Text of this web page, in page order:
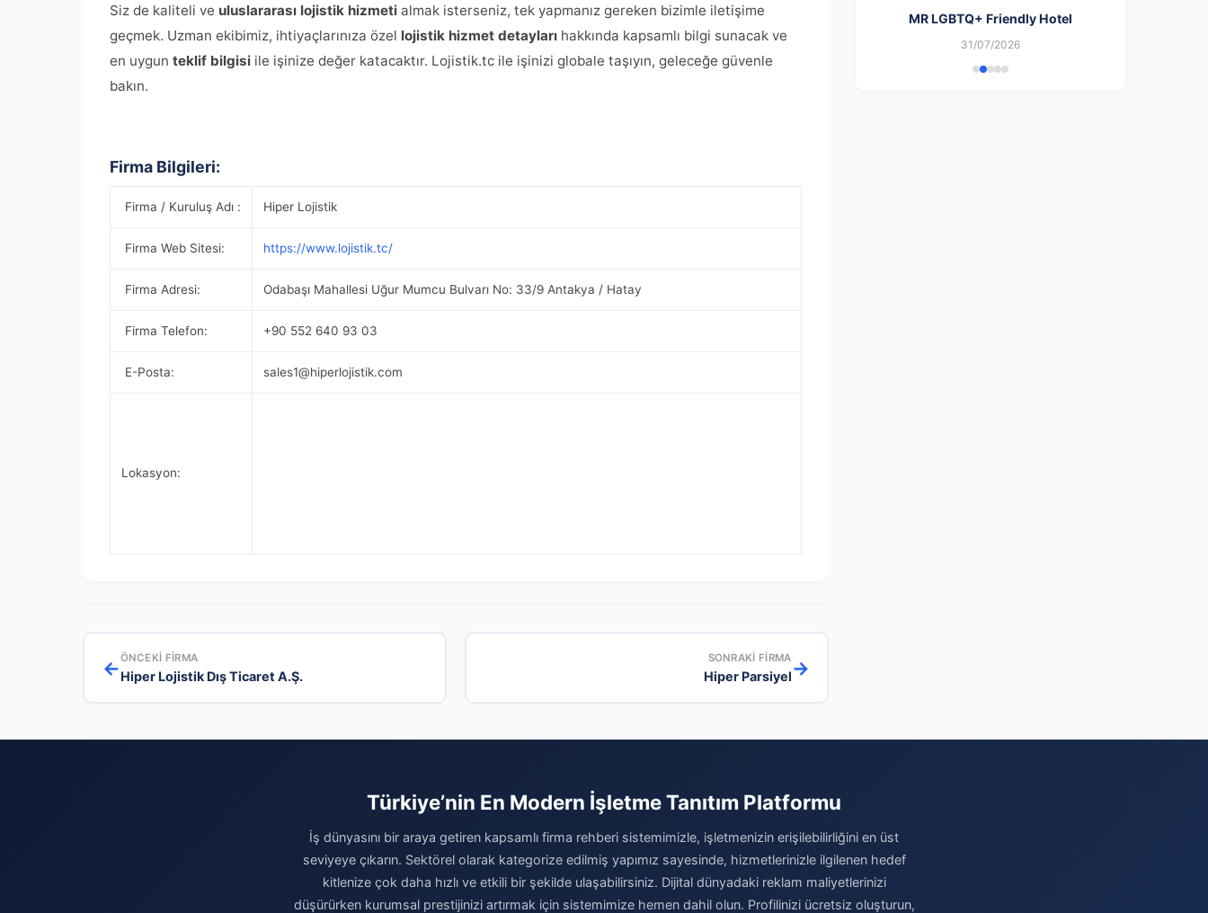
Siz de kaliteli ve uluslararası lojistik hizmeti almak isterseniz, tek yapmanız gereken bizimle iletişime
geçmek. Uzman ekibimiz, ihtiyaçlarınıza özel lojistik hizmet detayları hakkında kapsamlı bilgi sunacak ve
en uygun teklif bilgisi ile işinize değer katacaktır. Lojistik.tc ile işinizi globale taşıyın, geleceğe güvenle
bakın.
Firma Bilgileri:
Firma / Kuruluş Adı : Hiper Lojistik
Firma Web Sitesi: https://www.lojistik.tc/
Firma Adresi: Odabaşı Mahallesi Uğur Mumcu Bulvarı No: 33/9 Antakya / Hatay
Firma Telefon: +90 552 640 93 03
E-Posta: sales1@hiperlojistik.com
Lokasyon:
←ÖNCEKI FIRMA
Hiper Lojistik Dış Ticaret A.Ş.
SONRAKI FIRMA
Hiper Parsiyel→
MR LGBTQ+ Friendly Hotel
31/07/2026
Türkiye’nin En Modern İşletme Tanıtım Platformu
İş dünyasını bir araya getiren kapsamlı firma rehberi sistemimizle, işletmenizin erişilebilirliğini en üst
seviyeye çıkarın. Sektörel olarak kategorize edilmiş yapımız sayesinde, hizmetlerinizle ilgilenen hedef
kitlenize çok daha hızlı ve etkili bir şekilde ulaşabilirsiniz. Dijital dünyadaki reklam maliyetlerinizi
düşürürken kurumsal prestijinizi artırmak için sistemimize hemen dahil olun. Profilinizi ücretsiz oluşturun,